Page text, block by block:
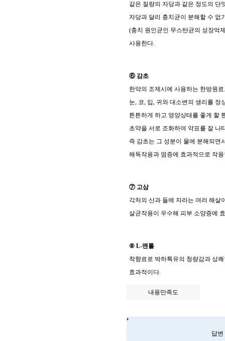
같은 질량의 자당과 같은 정도의 단
자당과 달리 충치균이 분해할 수 없
(충치 원인균인 무스탄균의 성장억
사용한다.
⑥ 감초
한약의 조제시에 사용하는 한방원
눈, 코, 입, 귀와 대소변의 생리를 정
튼튼하게 하고 영양상태를 좋게 할
초약을 서로 조화하여 약표를 잘 나
즉 감초는 그 성분이 물에 분해되면
해독작용과 염증에 효과적으로 작
⑦ 고삼
각처의 산과 들에 자라는 여러 해살
살균작용이 우수해 피부 소양증에
⑧ L-멘톨
착향료로 박하특유의 청량감과 상
효과적이다.
내용만족도
답